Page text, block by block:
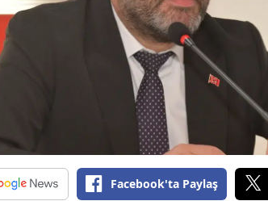
Facebook'ta Paylaş